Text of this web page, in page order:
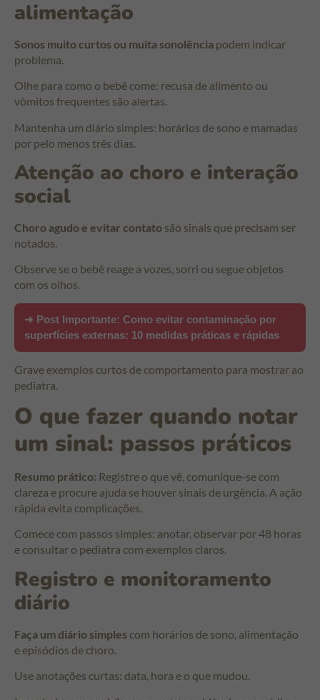
alimentação
Sonos muito curtos ou muita sonolência podem indicar
problema.
Olhe para como o bebê come: recusa de alimento ou
vômitos frequentes são alertas.
Mantenha um diário simples: horários de sono e mamadas
por pelo menos três dias.
Atenção ao choro e interação
social
Choro agudo e evitar contato são sinais que precisam ser
notados.
Observe se o bebê reage a vozes, sorri ou segue objetos
com os olhos.
➜ Post Importante: Como evitar contaminação por
superfícies externas: 10 medidas práticas e rápidas
Grave exemplos curtos de comportamento para mostrar ao
pediatra.
O que fazer quando notar
um sinal: passos práticos
Resumo prático: Registre o que vê, comunique-se com
clareza e procure ajuda se houver sinais de urgência. A ação
rápida evita complicações.
Comece com passos simples: anotar, observar por 48 horas
e consultar o pediatra com exemplos claros.
Registro e monitoramento
diário
Faça um diário simples com horários de sono, alimentação
e episódios de choro.
Use anotações curtas: data, hora e o que mudou.